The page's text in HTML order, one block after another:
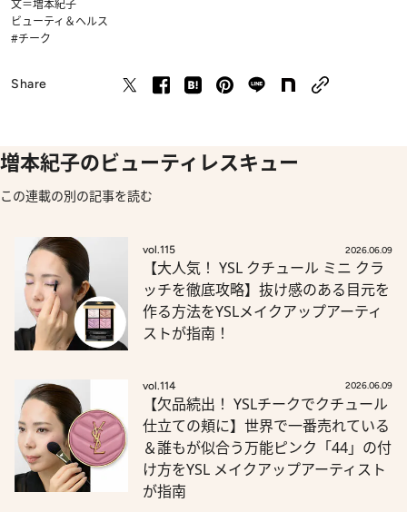
文＝増本紀子
ビューティ＆ヘルス
#チーク
Share
増本紀子のビューティレスキュー
この連載の別の記事を読む
vol.115 2026.06.09
【大人気！ YSL クチュール ミニ クラ
ッチを徹底攻略】抜け感のある目元を
作る方法をYSLメイクアップアーティ
ストが指南！
vol.114 2026.06.09
【欠品続出！ YSLチークでクチュール
仕立ての頬に】世界で一番売れている
＆誰もが似合う万能ピンク「44」の付
け方をYSL メイクアップアーティスト
が指南